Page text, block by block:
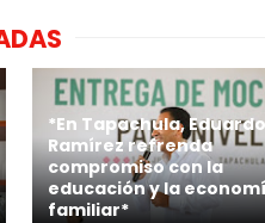
*En Tapachula, Eduardo
Ramírez refrenda
compromiso con la
educación y la
familiar*